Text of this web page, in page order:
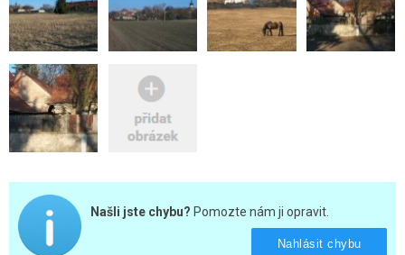
Našli jste chybu? Pomozte nám ji opravit.
Nahlásit chybu